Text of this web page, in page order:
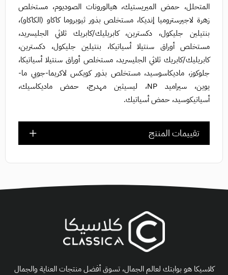
المتحلل، حمض الميريستيك، هيالورونات الصوديوم، مستخلص
زهرة لاجيرستروميا إنديكا، مستخلص بذور ثيوبروما كاكاو (الكاكاو)،
بنتيلين جليكول، دكسترين، كابريليك/كابريك ثلاثي الجليسريد،
مستخلص أوراق سنتيلا أسياتيكا، بنتيلين جليكول، دكسترين،
كابريليك/كابريك ثلاثي الجليسريد، مستخلص أوراق سنتيلا أسياتيكا،
جلوكوز، ماديكاسوسيد، مستخلص بذور كويكس لاكريما-جوبي ما-
يوين، سيراميد NP، ليسيثين مهدرج، حمض ماديكاسيك،
أسياتيكوسيد، حمض أسياتيك.
تقييمات المنتج
كلاسيكا هو بوابتك لعالم الجمال، تسوق أفضل منتجات العناية والجمال